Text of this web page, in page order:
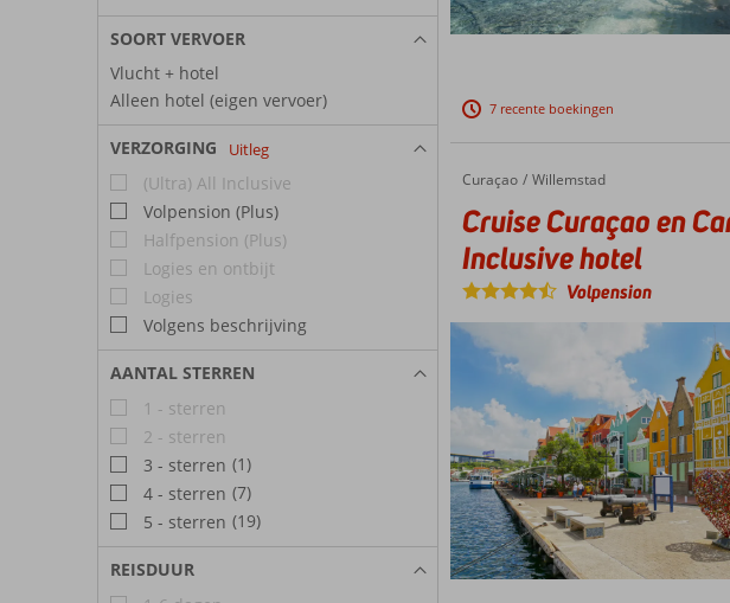
SOORT VERVOER
Vlucht + hotel
Alleen hotel (eigen vervoer)
VERZORGING Uitleg
(Ultra) All Inclusive
Volpension (Plus)
Halfpension (Plus)
Logies en ontbijt
Logies
Volgens beschrijving
AANTAL STERREN
1 - sterren
2 - sterren
3 - sterren (1)
4 - sterren (7)
5 - sterren (19)
REISDUUR
7 recente boekingen
Home
Curaçao Willemstad
Cruise Curaçao en Caribische Parels incl. verlenging 5* All Inclusive hotel
Cruise Curaçao en
Inclusive hotel
Volpension